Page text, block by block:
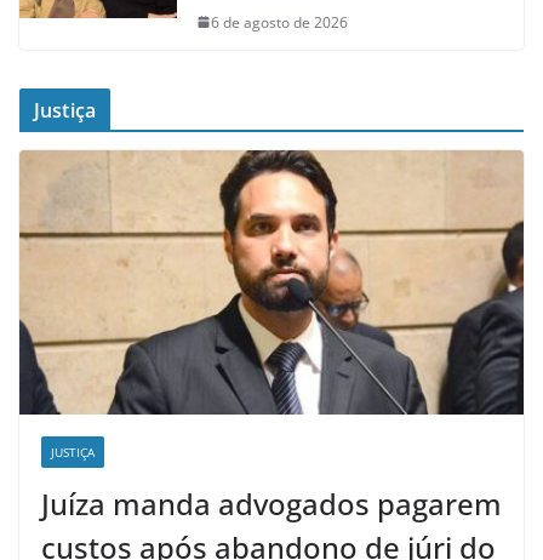
6 de agosto de 2026
Justiça
JUSTIÇA
Juíza manda advogados pagarem
custos após abandono de júri do